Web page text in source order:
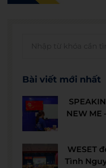
Bài viết mới nhất
NEW ME
WESET
Tình